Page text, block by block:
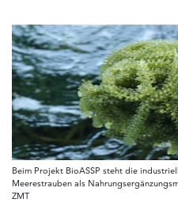
Beim Projekt BioASSP steht die
Meerestrauben als
ZMT